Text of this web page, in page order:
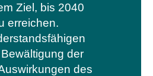
Ziel, bis 2040
erreichen.
der
des